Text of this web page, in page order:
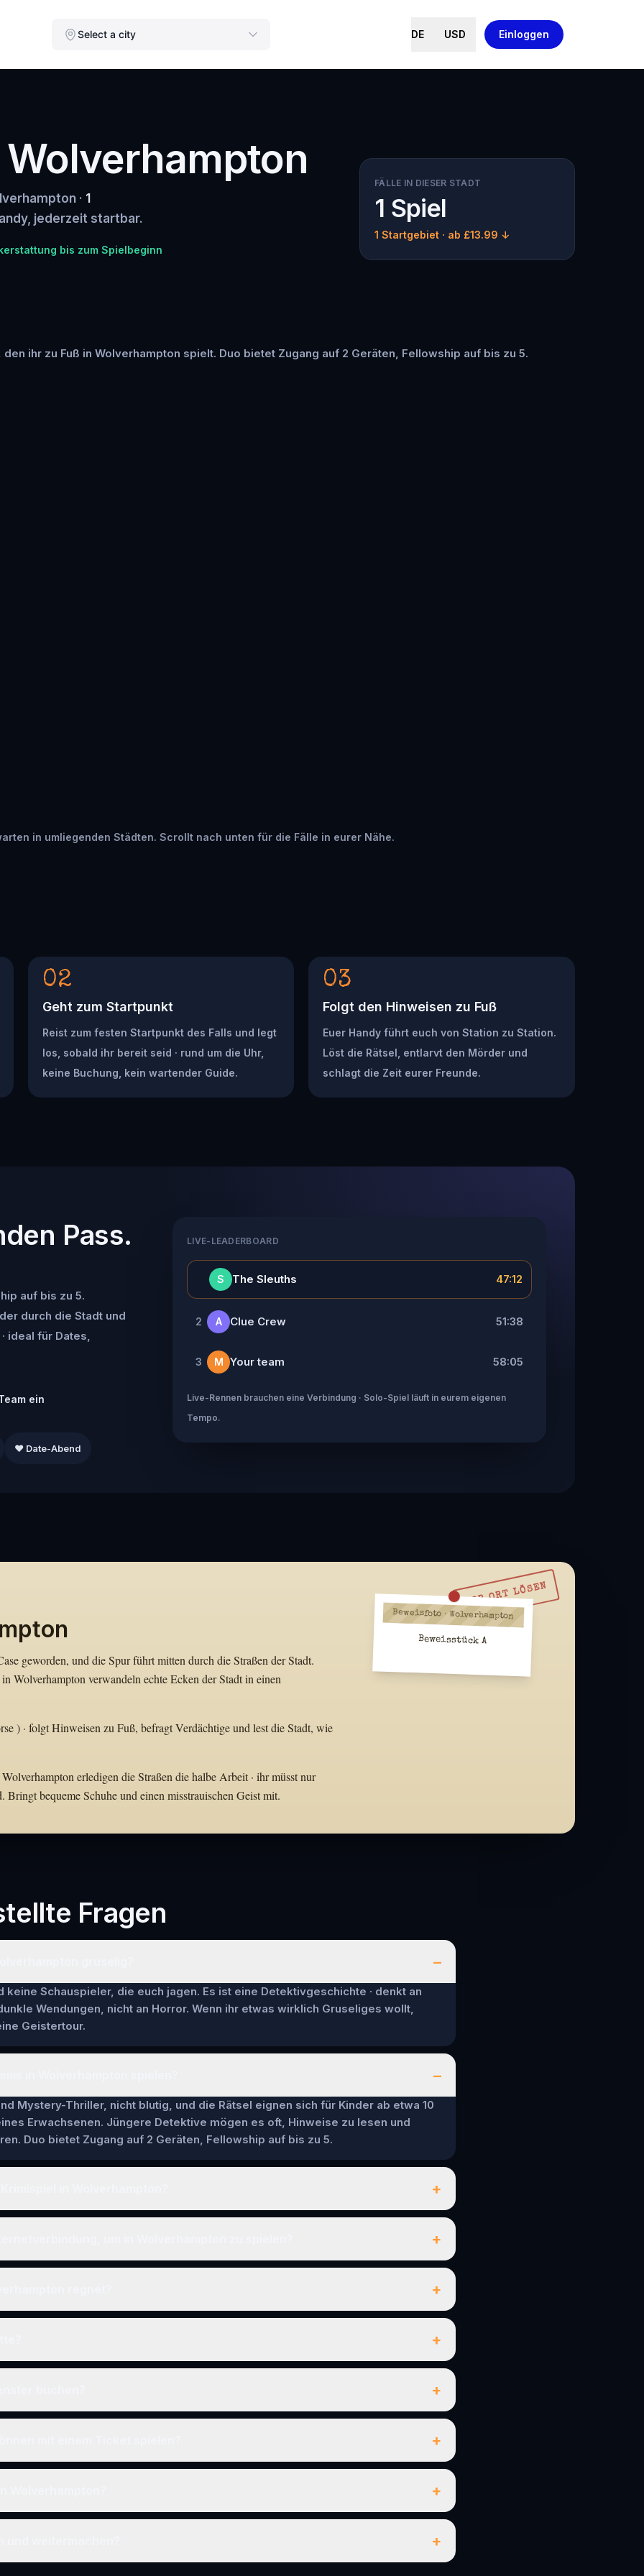
Select a city DE USD Einloggen
· 1
jederzeit startbar.
bis zum Spielbeginn
FÄLLE IN DIESER STADT
1 Spiel
1 Startgebiet · ab £13.99 ↓
ihr zu Fuß in Wolverhampton spielt. Duo bietet Zugang auf 2 Geräten, Fellowship auf bis zu 5.
in umliegenden Städten. Scrollt nach unten für die Fälle in eurer Nähe.
02
Geht zum Startpunkt
Reist zum festen Startpunkt des Falls und legt
los, sobald ihr bereit seid · rund um die Uhr,
keine Buchung, kein wartender Guide.
03
Folgt den Hinweisen zu Fuß
Euer Handy führt euch von Station zu Station.
Löst die Rätsel, entlarvt den Mörder und
schlagt die Zeit eurer Freunde.
Pass.
auf bis zu 5.
durch die Stadt und
ideal für Dates,
ein
❤️ Date-Abend
LIVE-LEADERBOARD
S The Sleuths 47:12
2 A Clue Crew 51:38
3 M Your team 58:05
Live-Rennen brauchen eine Verbindung · Solo-Spiel läuft in eurem eigenen
Tempo.
VOR ORT LÖSEN
geworden, und die Spur führt mitten durch die Straßen der Stadt.
Wolverhampton verwandeln echte Ecken der Stadt in einen
) · folgt Hinweisen zu Fuß, befragt Verdächtige und lest die Stadt, wie
erledigen die Straßen die halbe Arbeit · ihr müsst nur
Bringt bequeme Schuhe und einen misstrauischen Geist mit.
Beweisfoto · Wolverhampton
Beweisstück A
Fragen
–
keine Schauspieler, die euch jagen. Es ist eine Detektivgeschichte · denkt an
Wendungen, nicht an Horror. Wenn ihr etwas wirklich Gruseliges wollt,
Geistertour.
–
Mystery-Thriller, nicht blutig, und die Rätsel eignen sich für Kinder ab etwa 10
Erwachsenen. Jüngere Detektive mögen es oft, Hinweise zu lesen und
Duo bietet Zugang auf 2 Geräten, Fellowship auf bis zu 5.
+
+
+
+
+
+
+
+